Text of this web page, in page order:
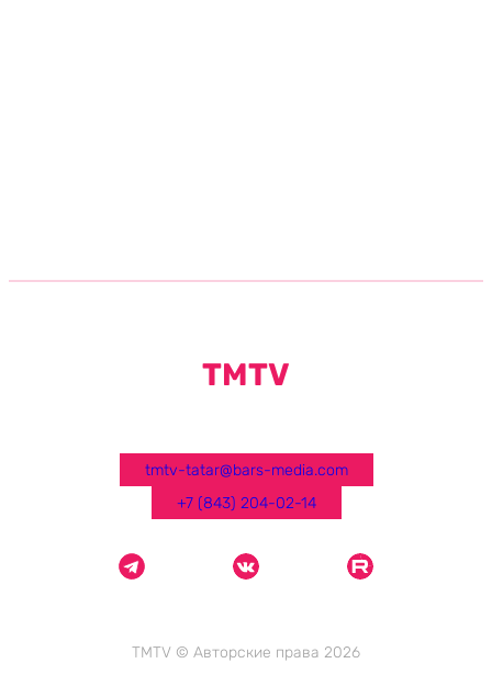
TMTV
tmtv-tatar@bars-media.com
+7 (843) 204-02-14
TMTV © Авторские права 2026